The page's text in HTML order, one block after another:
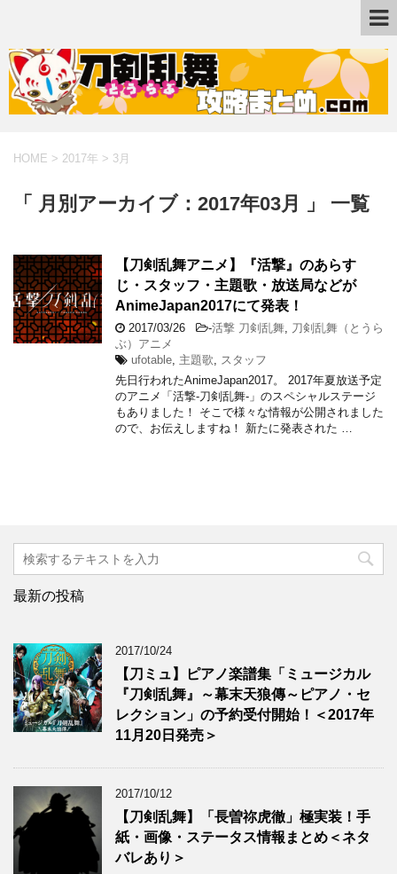
HOME > 2017年 > 3月
「 月別アーカイブ：2017年03月 」 一覧
【刀剣乱舞アニメ】『活撃』のあらす
じ・スタッフ・主題歌・放送局などが
AnimeJapan2017にて発表！
2017/03/26 -活撃 刀剣乱舞, 刀剣乱舞（とうら
ぶ）アニメ
ufotable, 主題歌, スタッフ
先日行われたAnimeJapan2017。 2017年夏放送予定
のアニメ「活撃-刀剣乱舞-」のスペシャルステージ
もありました！ そこで様々な情報が公開されました
ので、お伝えしますね！ 新たに発表された …
最新の投稿
2017/10/24
【刀ミュ】ピアノ楽譜集「ミュージカル
『刀剣乱舞』～幕末天狼傳～ピアノ・セ
レクション」の予約受付開始！＜2017年
11月20日発売＞
2017/10/12
【刀剣乱舞】「長曽祢虎徹」極実装！手
紙・画像・ステータス情報まとめ＜ネタ
バレあり＞